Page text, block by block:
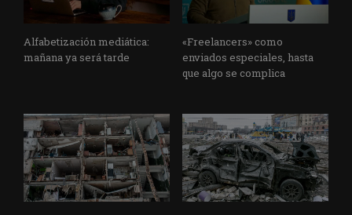
Alfabetización mediática:
mañana ya será tarde
«Freelancers» como
enviados especiales, hasta
que algo se complica